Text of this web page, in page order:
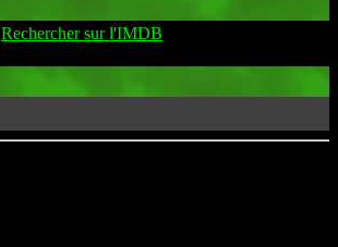
Rechercher sur l'IMDB